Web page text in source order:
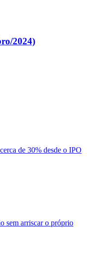
2024)
de 30% desde o IPO
sem arriscar o próprio